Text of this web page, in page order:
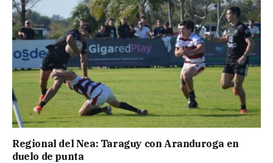
Regional del Nea: Taraguy con Aranduroga en
duelo de punta